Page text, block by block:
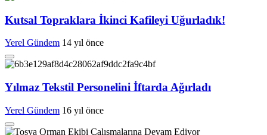
Kutsal Topraklara İkinci Kafileyi Uğurladık!
Yerel Gündem 14 yıl önce
Yılmaz Tekstil Personelini İftarda Ağırladı
Yerel Gündem 16 yıl önce